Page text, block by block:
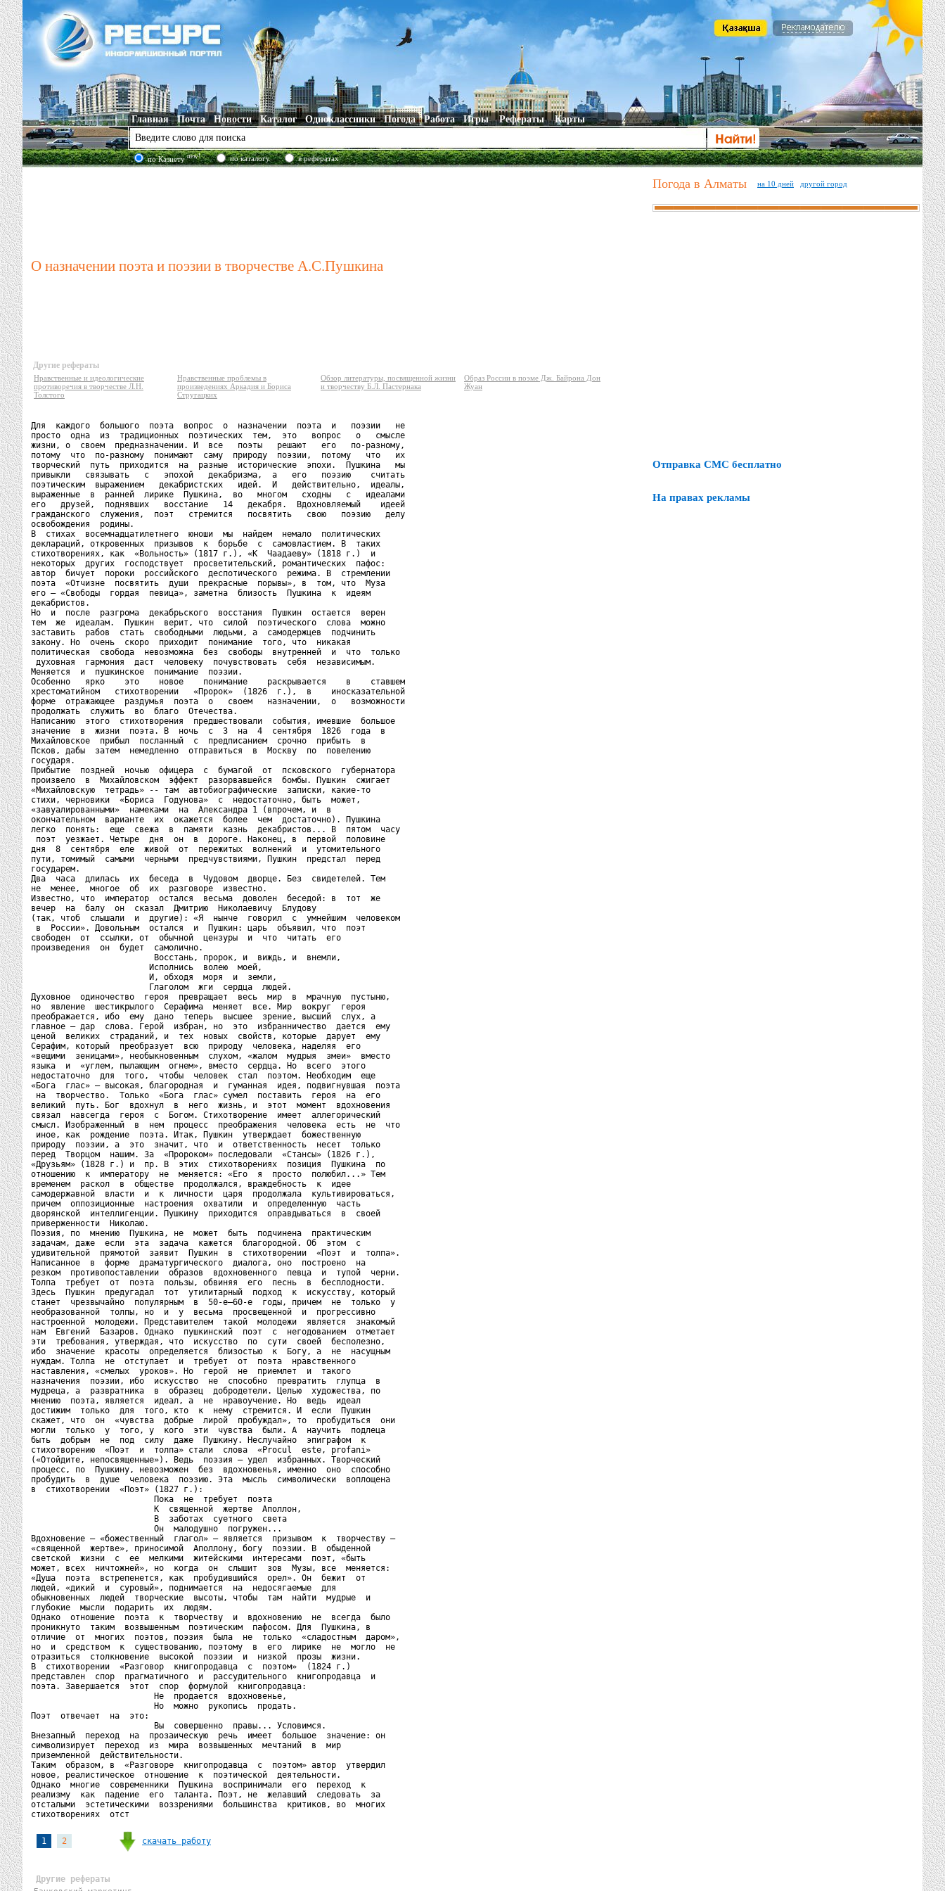
Главная Почта Новости Каталог Одноклассники Погода Работа Игры Рефераты Карты
по Казнетуnew! по каталогу в рефератах
О назначении поэта и поэзии в творчестве А.С.Пушкина
Другие рефераты
Нравственные и идеологические
противоречия в творчестве Л.Н.
Толстого
Нравственные проблемы в
произведениях Аркадия и Бориса
Стругацких
Обзор литературы, посвященной жизни
и творчеству Б.Л. Пастернака
Образ России в поэме Дж. Байрона Дон
Жуан
Для  каждого  большого  поэта  вопрос  о  назначении  поэта  и   поэзии   не
просто  одна  из  традиционных  поэтических  тем,  это   вопрос   о   смысле
жизни, о  своем  предназначении. И  все   поэты   решают   его   по-разному,
потому  что  по-разному  понимают  саму  природу  поэзии,  потому   что   их
творческий  путь  приходится  на  разные  исторические  эпохи.  Пушкина   мы
привыкли   связывать   с   эпохой   декабризма,  а   его   поэзию    считать
поэтическим  выражением   декабристских   идей.  И   действительно,  идеалы,
выраженные  в  ранней  лирике  Пушкина,  во   многом   сходны   с   идеалами
его   друзей,  поднявших   восстание   14   декабря.  Вдохновляемый    идеей
гражданского  служения,  поэт   стремится   посвятить   свою   поэзию   делу
освобождения  родины.
В  стихах  восемнадцатилетнего  юноши  мы  найдем  немало  политических
деклараций, откровенных  призывов  к  борьбе  с  самовластием. В  таких
стихотворениях, как  «Вольность» (1817 г.), «К  Чаадаеву» (1818 г.)  и
некоторых  других  господствует  просветительский, романтических  пафос:
автор  бичует  пороки  российского  деспотического  режима. В  стремлении
поэта  «Отчизне  посвятить  души  прекрасные  порывы», в  том, что  Муза
его – «Свободы  гордая  певица», заметна  близость  Пушкина  к  идеям
декабристов.
Но  и  после  разгрома  декабрьского  восстания  Пушкин  остается  верен
тем  же  идеалам.  Пушкин  верит, что  силой  поэтического  слова  можно
заставить  рабов  стать  свободными  людьми, а  самодержцев  подчинить
закону. Но  очень  скоро  приходит  понимание  того, что  никакая
политическая  свобода  невозможна  без  свободы  внутренней  и  что  только
духовная  гармония  даст  человеку  почувствовать  себя  независимым.
Меняется  и  пушкинское  понимание  поэзии.
Особенно   ярко    это    новое    понимание    раскрывается    в    ставшем
хрестоматийном   стихотворении   «Пророк»  (1826  г.),  в    иносказательной
форме  отражающее  раздумья  поэта  о   своем   назначении,  о   возможности
продолжать  служить  во  благо  Отечества.
Написанию  этого  стихотворения  предшествовали  события, имевшие  большое
значение  в  жизни  поэта. В  ночь  с  3  на  4  сентября  1826  года  в
Михайловское  прибыл  посланный  с  предписанием  срочно  прибыть  в
Псков, дабы  затем  немедленно  отправиться  в  Москву  по  повелению
государя.
Прибытие  поздней  ночью  офицера  с  бумагой  от  псковского  губернатора
произвело  в  Михайловском  эффект  разорвавшейся  бомбы. Пушкин  сжигает
«Михайловскую  тетрадь» -- там  автобиографические  записки, какие-то
стихи, черновики  «Бориса  Годунова»  с  недостаточно, быть  может,
«завуалированными»  намеками  на  Александра 1 (впрочем, и  в
окончательном  варианте  их  окажется  более  чем  достаточно). Пушкина
легко  понять:  еще  свежа  в  памяти  казнь  декабристов... В  пятом  часу
поэт  уезжает. Четыре  дня  он  в  дороге. Наконец, в  первой  половине
дня  8  сентября  еле  живой  от  пережитых  волнений  и  утомительного
пути, томимый  самыми  черными  предчувствиями, Пушкин  предстал  перед
государем.
Два  часа  длилась  их  беседа  в  Чудовом  дворце. Без  свидетелей. Тем
не  менее,  многое  об  их  разговоре  известно.
Известно, что  император  остался  весьма  доволен  беседой: в  тот  же
вечер  на  балу  он  сказал  Дмитрию  Николаевичу  Блудову
(так, чтоб  слышали  и  другие): «Я  нынче  говорил  с  умнейшим  человеком
в  России». Довольным  остался  и  Пушкин: царь  объявил, что  поэт
свободен  от  ссылки, от  обычной  цензуры  и  что  читать  его
произведения  он  будет  самолично.
                         Восстань, пророк, и  виждь, и  внемли,
                        Исполнись  волею  моей,
                        И, обходя  моря  и  земли,
                        Глаголом  жги  сердца  людей.
Духовное  одиночество  героя  превращает  весь  мир  в  мрачную  пустыню,
но  явление  шестикрылого  Серафима  меняет  все. Мир  вокруг  героя
преображается, ибо  ему  дано  теперь  высшее  зрение, высший  слух, а
главное – дар  слова. Герой  избран, но  это  избранничество  дается  ему
ценой  великих  страданий, и  тех  новых  свойств, которые  дарует  ему
Серафим, который  преобразует  всю  природу  человека, наделяя  его
«вещими  зеницами», необыкновенным  слухом, «жалом  мудрыя  змеи»  вместо
языка  и  «углем, пылающим  огнем», вместо  сердца. Но  всего  этого
недостаточно  для  того,  чтобы  человек  стал  поэтом. Необходим  еще
«Бога  глас» – высокая, благородная  и  гуманная  идея, подвигнувшая  поэта
на  творчество.  Только  «Бога  глас» сумел  поставить  героя  на  его
великий  путь. Бог  вдохнул  в  него  жизнь, и  этот  момент  вдохновения
связал  навсегда  героя  с  Богом. Стихотворение  имеет  аллегорический
смысл. Изображенный  в  нем  процесс  преображения  человека  есть  не  что
иное, как  рождение  поэта. Итак, Пушкин  утверждает  божественную
природу  поэзии, а  это  значит, что  и  ответственность  несет  только
перед  Творцом  нашим. За  «Пророком» последовали  «Стансы» (1826 г.),
«Друзьям» (1828 г.) и  пр. В  этих  стихотворениях  позиция  Пушкина  по
отношению  к  императору  не  меняется: «Его  я  просто  полюбил...» Тем
временем  раскол  в  обществе  продолжался, враждебность  к  идее
самодержавной  власти  и  к  личности  царя  продолжала  культивироваться,
причем  оппозиционные  настроения  охватили  и  определенную  часть
дворянской  интеллигенции. Пушкину  приходится  оправдываться  в  своей
приверженности  Николаю.
Поэзия, по  мнению  Пушкина, не  может  быть  подчинена  практическим
задачам, даже  если  эта  задача  кажется  благородной. Об  этом  с
удивительной  прямотой  заявит  Пушкин  в  стихотворении  «Поэт  и  толпа».
Написанное  в  форме  драматургического  диалога, оно  построено  на
резком  противопоставлении  образов  вдохновенного  певца  и  тупой  черни.
Толпа  требует  от  поэта  пользы, обвиняя  его  песнь  в  бесплодности.
Здесь  Пушкин  предугадал  тот  утилитарный  подход  к  искусству, который
станет  чрезвычайно  популярным  в  50-е—60-е  годы, причем  не  только  у
необразованной  толпы, но  и  у  весьма  просвещенной  и  прогрессивно
настроенной  молодежи. Представителем  такой  молодежи  является  знакомый
нам  Евгений  Базаров. Однако  пушкинский  поэт  с  негодованием  отметает
эти  требования, утверждая, что  искусство  по  сути  своей  бесполезно,
ибо  значение  красоты  определяется  близостью  к  Богу, а  не  насущным
нуждам. Толпа  не  отступает  и  требует  от  поэта  нравственного
наставления, «смелых  уроков». Но  герой  не  приемлет  и  такого
назначения  поэзии, ибо  искусство  не  способно  превратить  глупца  в
мудреца, а  развратника  в  образец  добродетели. Целью  художества, по
мнению  поэта, является  идеал, а  не  нравоучение. Но  ведь  идеал
достижим  только  для  того, кто  к  нему  стремится. И  если  Пушкин
скажет, что  он  «чувства  добрые  лирой  пробуждал», то  пробудиться  они
могли  только  у  того, у  кого  эти  чувства  были. А  научить  подлеца
быть  добрым  не  под  силу  даже  Пушкину. Неслучайно  эпиграфом  к
стихотворению  «Поэт  и  толпа» стали  слова  «Procul  este, profani»
(«Отойдите, непосвященные»). Ведь  поэзия – удел  избранных. Творческий
процесс, по  Пушкину, невозможен  без  вдохновенья, именно  оно  способно
пробудить  в  душе  человека  поэзию. Эта  мысль  символически  воплощена
в  стихотворении  «Поэт» (1827 г.):
                         Пока  не  требует  поэта
                         К  священной  жертве  Аполлон,
                         В  заботах  суетного  света
                         Он  малодушно  погружен...
Вдохновение – «божественный  глагол» – является  призывом  к  творчеству –
«священной  жертве», приносимой  Аполлону, богу  поэзии. В  обыденной
светской  жизни  с  ее  мелкими  житейскими  интересами  поэт, «быть
может, всех  ничтожней», но  когда  он  слышит  зов  Музы, все  меняется:
«Душа  поэта  встрепенется, как  пробудившийся  орел». Он  бежит  от
людей, «дикий  и  суровый», поднимается  на  недосягаемые  для
обыкновенных  людей  творческие  высоты, чтобы  там  найти  мудрые  и
глубокие  мысли  подарить  их  людям.
Однако  отношение  поэта  к  творчеству  и  вдохновению  не  всегда  было
проникнуто  таким  возвышенным  поэтическим  пафосом. Для  Пушкина, в
отличие  от  многих  поэтов, поэзия  была  не  только  «сладостным  даром»,
но  и  средством  к  существованию, поэтому  в  его  лирике  не  могло  не
отразиться  столкновение  высокой  поэзии  и  низкой  прозы  жизни.
В  стихотворении  «Разговор  книгопродавца  с  поэтом»  (1824 г.)
представлен  спор  прагматичного  и  рассудительного  книгопродавца  и
поэта. Завершается  этот  спор  формулой  книгопродавца:
                         Не  продается  вдохновенье,
                         Но  можно  рукопись  продать.
Поэт  отвечает  на  это:
                         Вы  совершенно  правы... Условимся.
Внезапный  переход  на  прозаическую  речь  имеет  большое  значение: он
символизирует  переход  из  мира  возвышенных  мечтаний  в  мир
приземленной  действительности.
Таким  образом, в  «Разговоре  книгопродавца  с  поэтом» автор  утвердил
новое, реалистическое  отношение  к  поэтической  деятельности.
Однако  многие  современники  Пушкина  воспринимали  его  переход  к
реализму  как  падение  его  таланта. Поэт, не  желавший  следовать  за
отсталыми  эстетическими  воззрениями  большинства  критиков, во  многих
стихотворениях  отст
1 2 скачать работу
Другие рефераты
Погода в Алматы на 10 дней другой город
Отправка СМС бесплатно
На правах рекламы